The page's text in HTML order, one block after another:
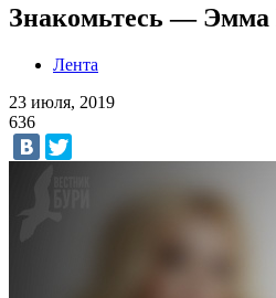
Знакомьтесь — Эмма
Лента
23 июля, 2019
636